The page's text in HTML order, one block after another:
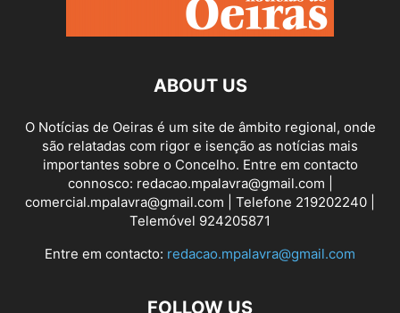
ABOUT US
O Notícias de Oeiras é um site de âmbito regional, onde
são relatadas com rigor e isenção as notícias mais
importantes sobre o Concelho. Entre em contacto
connosco: redacao.mpalavra@gmail.com |
comercial.mpalavra@gmail.com | Telefone 219202240 |
Telemóvel 924205871
Entre em contacto: redacao.mpalavra@gmail.com
FOLLOW US